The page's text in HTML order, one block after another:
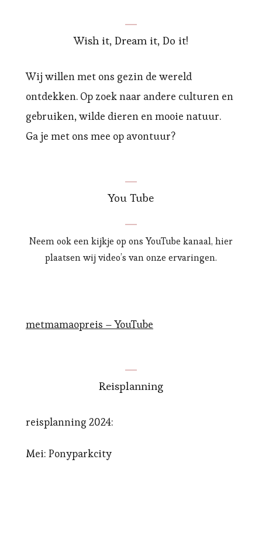
Wish it, Dream it, Do it!
Wij willen met ons gezin de wereld
ontdekken. Op zoek naar andere culturen en
gebruiken, wilde dieren en mooie natuur.
Ga je met ons mee op avontuur?
You Tube
Neem ook een kijkje op ons YouTube kanaal, hier
plaatsen wij video’s van onze ervaringen.
metmamaopreis – YouTube
Reisplanning
reisplanning 2024:
Mei: Ponyparkcity